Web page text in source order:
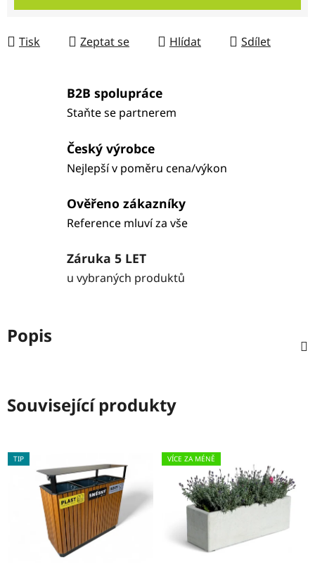
Tisk Zeptat se Hlídat Sdílet
B2B spolupráce
Staňte se partnerem
Český výrobce
Nejlepší v poměru cena/výkon
Ověřeno zákazníky
Reference mluví za vše
Záruka 5 LET
u vybraných produktů
Popis
Související produkty
TIP VÍCE ZA MÉNĚ